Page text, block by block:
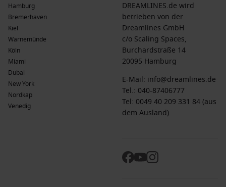
Hamburg
Bremerhaven
Kiel
Warnemünde
Köln
Miami
Dubai
New York
Nordkap
Venedig
DREAMLINES.de wird
betrieben von der
Dreamlines GmbH
c/o Scaling Spaces,
Burchardstraße 14
20095 Hamburg
E-Mail: info@dreamlines.de
Tel.: 040-87406777
Tel: 0049 40 209 331 84 (aus
dem Ausland)